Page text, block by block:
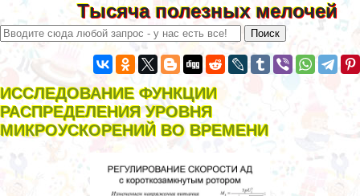
Тысяча полезных мелочей
ИССЛЕДОВАНИЕ ФУНКЦИИ
РАСПРЕДЕЛЕНИЯ УРОВНЯ
МИКРОУСКОРЕНИЙ ВО ВРЕМЕНИ